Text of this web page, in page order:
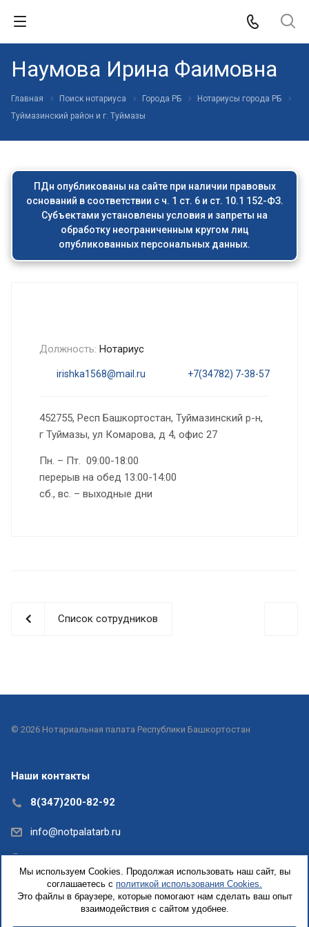
Наумова Ирина Фаимовна
Главная Поиск нотариуса Города РБ
Нотариусы города РБ
Туймазинский район и г. Туймазы
ПДн опубликованы на сайте при наличии правовых
оснований в соответствии с ч. 1 ст. 6 и ст. 10.1 152-ФЗ.
Субъектами установлены условия и запреты на
обработку неограниченным кругом лиц
опубликованных персональных данных.
Должность: Нотариус
irishka1568@mail.ru +7(34782) 7-38-57
452755, Респ Башкортостан, Туймазинский р-н,
г Туймазы, ул Комарова, д 4, офис 27
Пн. – Пт. 09:00-18:00
перерыв на обед 13:00-14:00
сб., вс. – выходные дни
Список сотрудников
© 2026 Нотариальная палата Республики Башкортостан
Наши контакты
8(347)200-82-92
info@notpalatarb.ru
офис 5
Мы используем Cookies. Продолжая использовать наш сайт, вы
соглашаетесь с политикой использования Cookies.
Это файлы в браузере, которые помогают нам сделать ваш опыт
взаимодействия с сайтом удобнее.